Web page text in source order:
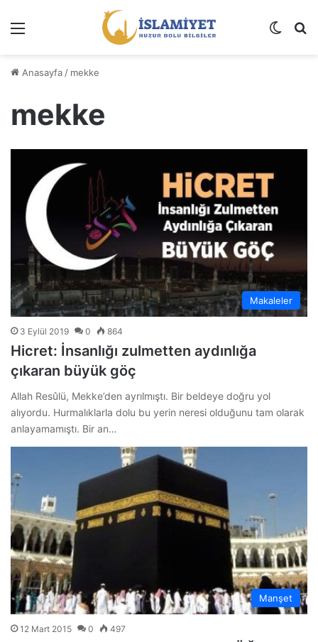
Dış
Anasayfa / mekke
mekke
Makaleler
3 Eylül 2019 0 864
Hicret: İnsanlığı zulmetten aydınlığa
çıkaran büyük göç
Allah Resûlü, Mekke’den ayrılmıştı. Bir beldeye doğru yol
alıyordu. Hurmalıklarla dolu bu yerin neresi olduğunu tam olarak
anlayamamıştı. Bir an…
Manşet
12 Mart 2015 0 497